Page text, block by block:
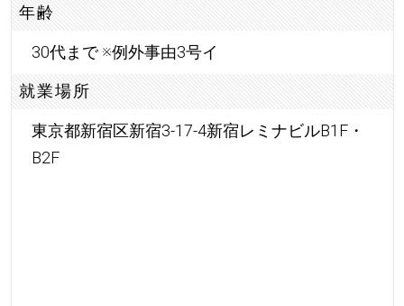
年齢
30代まで ※例外事由3号イ
就業場所
東京都新宿区新宿3-17-4新宿レミナビルB1F・
B2F